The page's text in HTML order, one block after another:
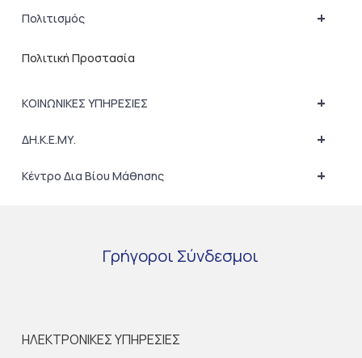
+
Πολιτισμός
Πολιτική Προστασία
+
ΚΟΙΝΩΝΙΚΕΣ ΥΠΗΡΕΣΙΕΣ
+
ΔΗ.Κ.Ε.ΜΥ.
+
Κέντρο Δια Βίου Μάθησης
Γρήγοροι Σύνδεσμοι
ΗΛΕΚΤΡΟΝΙΚΕΣ ΥΠΗΡΕΣΙΕΣ